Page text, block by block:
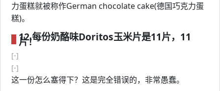
力蛋糕就被称作German chocolate cake(德国巧克力蛋
糕)。
12.每份奶酪味Doritos玉米片是11片，11
片！
[-]
[-]
这一份怎么塞得下？这是完全错误的，非常愚蠢。